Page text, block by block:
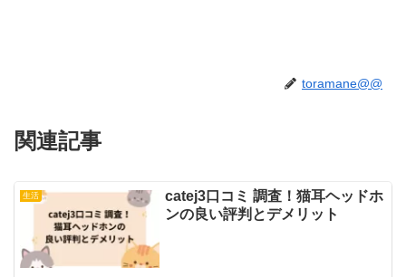
toramane@@
関連記事
生活
catej3口コミ 調査！猫耳ヘッドホ
ンの良い評判とデメリット